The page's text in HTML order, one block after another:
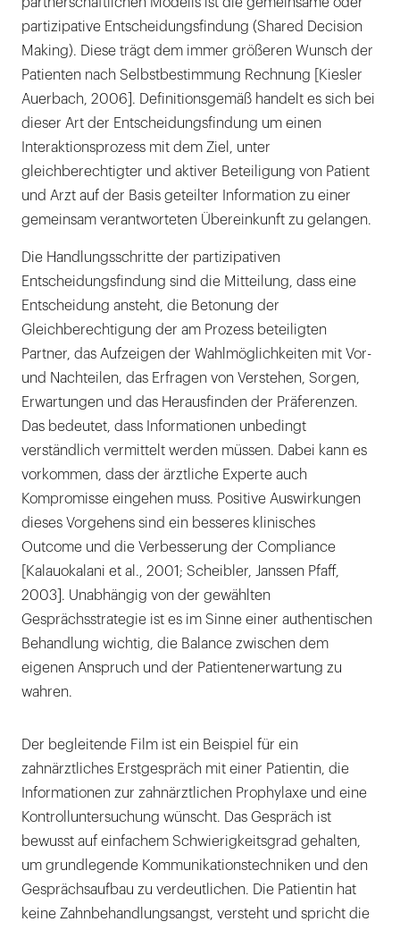
partizipative Entscheidungsfindung (Shared Decision
Making). Diese trägt dem immer größeren Wunsch der
Patienten nach Selbstbestimmung Rechnung [Kiesler
Auerbach, 2006]. Definitionsgemäß handelt es sich bei
dieser Art der Entscheidungsfindung um einen
Interaktionsprozess mit dem Ziel, unter
gleichberechtigter und aktiver Beteiligung von Patient
und Arzt auf der Basis geteilter Information zu einer
gemeinsam verantworteten Übereinkunft zu gelangen.
Die Handlungsschritte der partizipativen
Entscheidungsfindung sind die Mitteilung, dass eine
Entscheidung ansteht, die Betonung der
Gleichberechtigung der am Prozess beteiligten
Partner, das Aufzeigen der Wahlmöglichkeiten mit Vor-
und Nachteilen, das Erfragen von Verstehen, Sorgen,
Erwartungen und das Herausfinden der Präferenzen.
Das bedeutet, dass Informationen unbedingt
verständlich vermittelt werden müssen. Dabei kann es
vorkommen, dass der ärztliche Experte auch
Kompromisse eingehen muss. Positive Auswirkungen
dieses Vorgehens sind ein besseres klinisches
Outcome und die Verbesserung der Compliance
[Kalauokalani et al., 2001; Scheibler, Janssen Pfaff,
2003]. Unabhängig von der gewählten
Gesprächsstrategie ist es im Sinne einer authentischen
Behandlung wichtig, die Balance zwischen dem
eigenen Anspruch und der Patientenerwartung zu
wahren.
Der begleitende Film ist ein Beispiel für ein
zahnärztliches Erstgespräch mit einer Patientin, die
Informationen zur zahnärztlichen Prophylaxe und eine
Kontrolluntersuchung wünscht. Das Gespräch ist
bewusst auf einfachem Schwierigkeitsgrad gehalten,
um grundlegende Kommunikationstechniken und den
Gesprächsaufbau zu verdeutlichen. Die Patientin hat
keine Zahnbehandlungsangst, versteht und spricht die